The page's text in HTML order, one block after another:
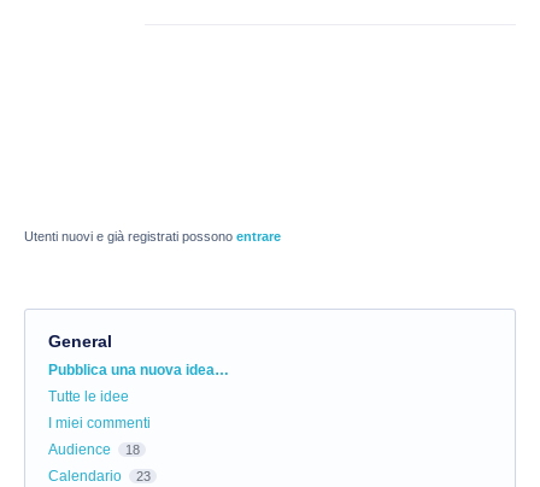
Utenti nuovi e già registrati possono entrare
General
Categorie
Pubblica una nuova idea…
Tutte le idee
I miei commenti
Audience
18
Calendario 23